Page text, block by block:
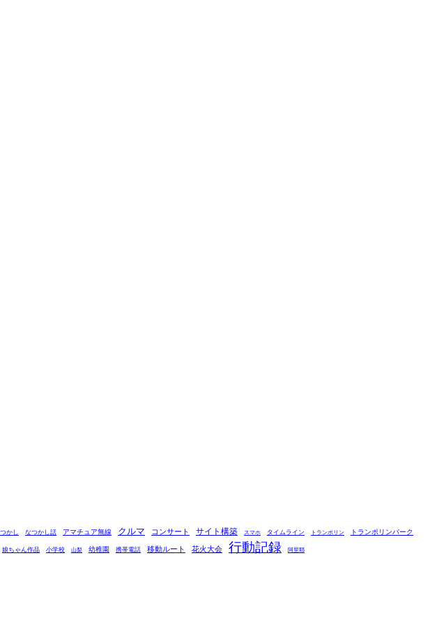
かし なつかし話 アマチュア無線 クルマ コンサート サイト構築 スマホ タイムライン トランポリン トランポリンパーク
娘ちゃん作品 小学校 山梨 幼稚園 携帯電話 移動ルート 花火大会 行動記録 阿里耶